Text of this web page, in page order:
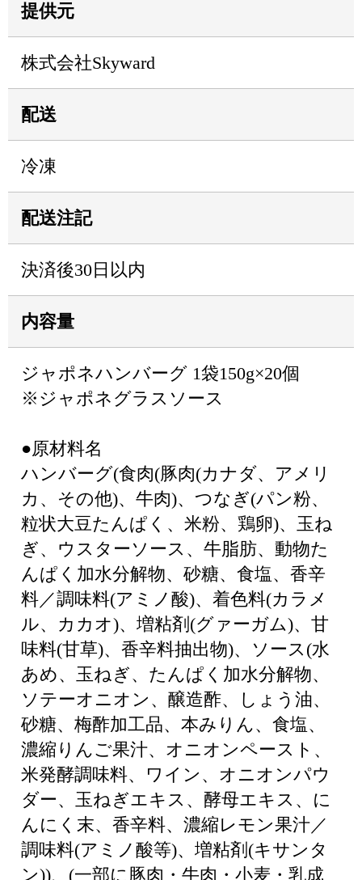
提供元
株式会社Skyward
配送
冷凍
配送注記
決済後30日以内
内容量
ジャポネハンバーグ 1袋150g×20個
※ジャポネグラスソース
●原材料名
ハンバーグ(食肉(豚肉(カナダ、アメリ
カ、その他)、牛肉)、つなぎ(パン粉、
粒状大豆たんぱく、米粉、鶏卵)、玉ね
ぎ、ウスターソース、牛脂肪、動物た
んぱく加水分解物、砂糖、食塩、香辛
料／調味料(アミノ酸)、着色料(カラメ
ル、カカオ)、増粘剤(グァーガム)、甘
味料(甘草)、香辛料抽出物)、ソース(水
あめ、玉ねぎ、たんぱく加水分解物、
ソテーオニオン、醸造酢、しょう油、
砂糖、梅酢加工品、本みりん、食塩、
濃縮りんご果汁、オニオンペースト、
米発酵調味料、ワイン、オニオンパウ
ダー、玉ねぎエキス、酵母エキス、に
んにく末、香辛料、濃縮レモン果汁／
調味料(アミノ酸等)、増粘剤(キサンタ
ン))、(一部に豚肉・牛肉・小麦・乳成